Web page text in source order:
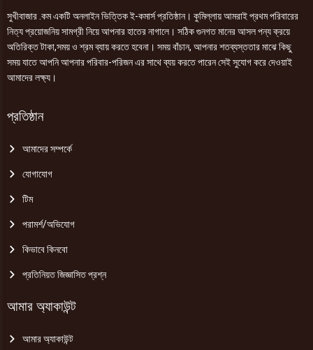
সুখীবাজার .কম একটি অনলাইন ভিত্তিক ই-কমার্স প্রতিষ্ঠান। কুমিল্লায় আমরাই প্রথম পরিবারের
নিত্য প্রয়োজনিয় সামগ্রী নিয়ে আপনার হাতের নাগালে। সঠিক গুনগত মানের আসল পন্য ক্রয়ে
অতিরিক্ত টাকা,সময় ও শ্রম ব্যায় করতে হবেনা। সময় বাঁচান, আপনার শতব্যস্ততার মাঝে কিছু
সময় যাতে আপনি আপনার পরিবার-পরিজন এর সাথে ব্যয় করতে পারেন সেই সুযোগ করে দেওয়াই
আমাদের লক্ষ্য।
প্রতিষ্ঠান
আমাদের সম্পর্কে
যোগাযোগ
টিম
পরামর্শ/অভিযোগ
কিভাবে কিনবো
প্রতিনিয়ত জিজ্ঞাসিত প্রশ্ন
আমার অ্যাকাউন্ট
আমার অ্যাকাউন্ট